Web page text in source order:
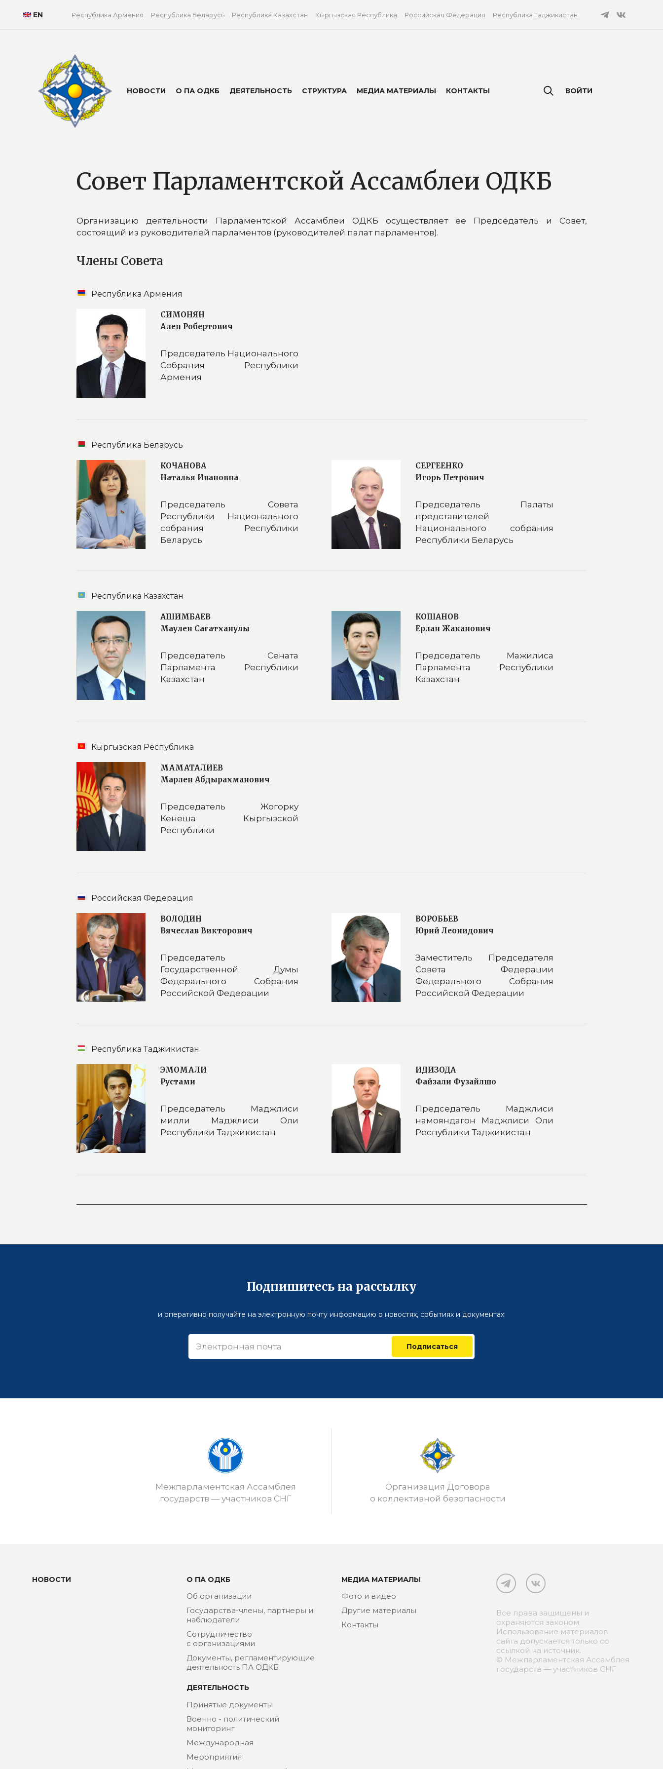
EN Республика Армения Республика Беларусь Республика Казахстан Кыргызская Республика Российская Федерация Республика Таджикистан
НОВОСТИ О ПА ОДКБ ДЕЯТЕЛЬНОСТЬ СТРУКТУРА МЕДИА МАТЕРИАЛЫ КОНТАКТЫ ВОЙТИ
Совет Парламентской Ассамблеи ОДКБ
Организацию деятельности Парламентской Ассамблеи ОДКБ осуществляет ее Председатель и Совет,
состоящий из руководителей парламентов (руководителей палат парламентов).
Члены Совета
Республика Армения
СИМОНЯН
Ален Робертович
Председатель Национального
Собрания Республики
Армения
Республика Беларусь
КОЧАНОВА
Наталья Ивановна
Председатель Совета
Республики Национального
собрания Республики
Беларусь
СЕРГЕЕНКО
Игорь Петрович
Председатель Палаты
представителей
Национального собрания
Республики Беларусь
Республика Казахстан
АШИМБАЕВ
Маулен Сагатханулы
Председатель Сената
Парламента Республики
Казахстан
КОШАНОВ
Ерлан Жаканович
Председатель Мажилиса
Парламента Республики
Казахстан
Кыргызская Республика
МАМАТАЛИЕВ
Марлен Абдырахманович
Председатель Жогорку
Кенеша Кыргызской
Республики
Российская Федерация
ВОЛОДИН
Вячеслав Викторович
Председатель
Государственной Думы
Федерального Собрания
Российской Федерации
ВОРОБЬЕВ
Юрий Леонидович
Заместитель Председателя
Совета Федерации
Федерального Собрания
Российской Федерации
Республика Таджикистан
ЭМОМАЛИ
Рустами
Председатель Маджлиси
милли Маджлиси Оли
Республики Таджикистан
ИДИЗОДА
Файзали Фузайлшо
Председатель Маджлиси
намояндагон Маджлиси Оли
Республики Таджикистан
Подпишитесь на рассылку
и оперативно получайте на электронную почту информацию о новостях, событиях и документах:
Подписаться
Межпарламентская Ассамблея
государств — участников СНГ
Организация Договора
о коллективной безопасности
НОВОСТИ О ПА ОДКБ
Об организации
Государства-члены, партнеры и
наблюдатели
Сотрудничество
с организациями
Документы, регламентирующие
деятельность ПА ОДКБ
ДЕЯТЕЛЬНОСТЬ
Принятые документы
Военно - политический
мониторинг
Международная
Мероприятия
МЕДИА МАТЕРИАЛЫ
Фото и видео
Другие материалы
Контакты
Все права защищены и
охраняются законом.
Использование материалов
сайта допускается только со
ссылкой на источник.
© Межпарламентская Ассамблея
государств — участников СНГ